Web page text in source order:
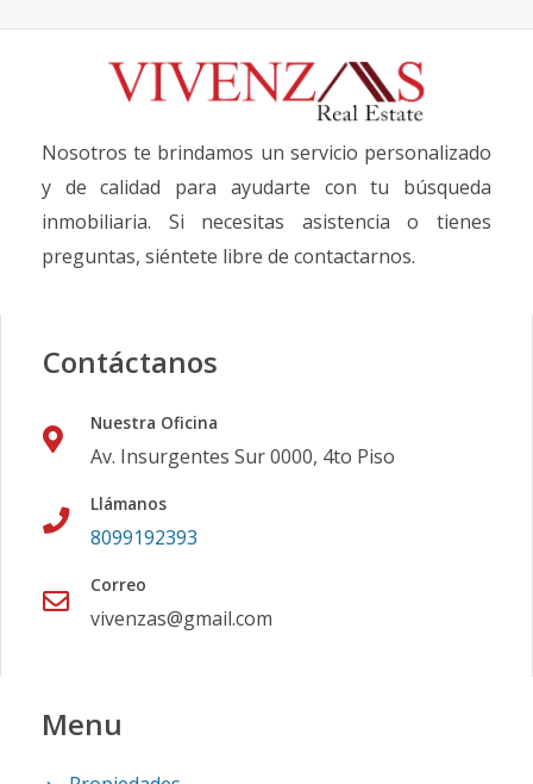
Nosotros te brindamos un servicio personalizado
y de calidad para ayudarte con tu búsqueda
inmobiliaria. Si necesitas asistencia o tienes
preguntas, siéntete libre de contactarnos.
Contáctanos
Nuestra Oficina
Av. Insurgentes Sur 0000, 4to Piso
Llámanos
8099192393
Correo
vivenzas@gmail.com
Menu